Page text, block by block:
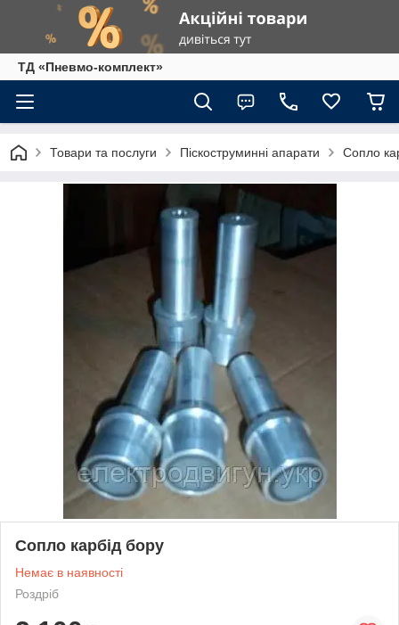
ТД «Пневмо-комплект»
Товари та послуги Піскоструминні апарати Сопло
Сопло карбід бору
Немає в наявності
Роздріб